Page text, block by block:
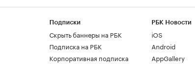
Подписки
Скрыть баннеры на РБК
Подписка на РБК
Корпоративная подписка
РБК Новости
iOS
Android
AppGallery